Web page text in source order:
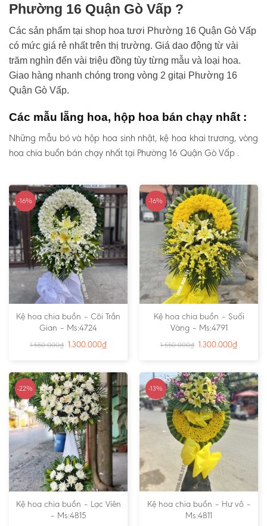
Phường 16 Quận Gò Vấp ?
Các sản phẩm tại shop hoa tươi Phường 16 Quận Gò Vấp
có mức giá rẻ nhất trên thị trường. Giá dao động từ vài
trăm nghìn đến vài triệu đồng tùy từng mẫu và loại hoa.
Giao hàng nhanh chóng trong vòng 2 gitại Phường 16
Quận Gò Vấp.
Các mẫu lẵng hoa, hộp hoa bán chạy nhất :
Những mẫu bó và hộp hoa sinh nhật, kệ hoa khai trương, vòng
hoa chia buồn bán chạy nhất tại Phường 16 Quận Gò Vấp .
-16%
Kệ hoa chia buồn – Cõi Trần
Gian – Ms:4724
1.550.000₫ 1.300.000₫
-16%
Kệ hoa chia buồn – Suối
Vàng – Ms:4791
1.550.000₫ 1.300.000₫
-22%
Kệ hoa chia buồn – Lạc Viên
– Ms:4815
-13%
Kệ hoa chia buồn – Hư vô –
Ms:4811